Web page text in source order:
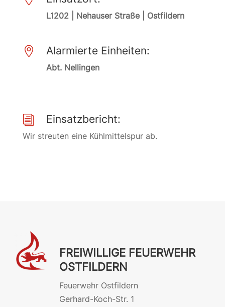
L1202 | Nehauser Straße | Ostfildern
 Alarmierte Einheiten:
Abt. Nellingen
i Einsatzbericht:
Wir streuten eine Kühlmittelspur ab.
FREIWILLIGE FEUERWEHR
OSTFILDERN
Feuerwehr Ostfildern
Gerhard-Koch-Str. 1